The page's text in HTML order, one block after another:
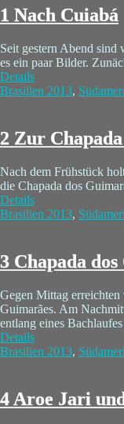
1 Nach Cuiabá
Seit gestern Abend
es ein paar Bilder.
Details
Brasilien 2013,
2 Zur
Nach dem Frühstück
die Chapada dos
Details
Brasilien 2013,
3 Chapada
Gegen Mittag
Guimarães. Am
entlang eines
Details
Brasilien 2013,
4 Aroe Jari